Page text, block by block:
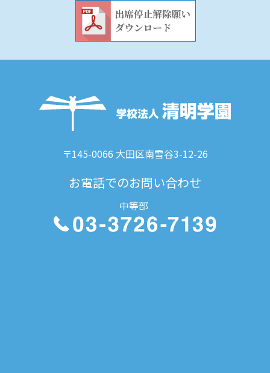
〒145-0066 大田区南雪谷3-12-26
お電話でのお問い合わせ
中等部